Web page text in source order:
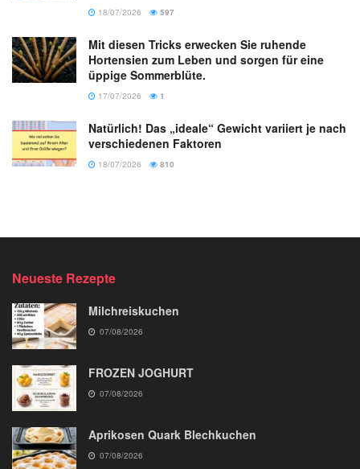
18/07/2026 597
Mit diesen Tricks erwecken Sie ruhende
Hortensien zum Leben und sorgen für eine
üppige Sommerblüte.
17/07/2026 1
Natürlich! Das „ideale“ Gewicht variiert je nach
verschiedenen Faktoren
18/07/2026 810
Neueste Rezepte
Milchreiskuchen
07/08/2026
FROZEN JOGHURT
07/08/2026
Aprikosen Quark Blechkuchen
07/08/2026